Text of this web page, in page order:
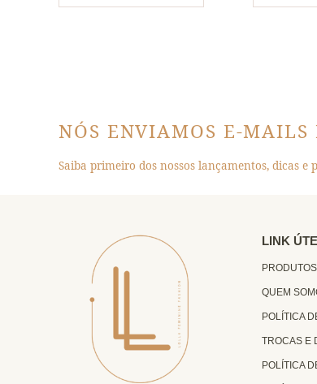
NÓS ENVIAMOS E-MAILS
Saiba primeiro dos nossos lançamentos, dicas e
LINK
PRODUTOS
QUEM
POLÍTICA
TROCAS E
POLÍTICA